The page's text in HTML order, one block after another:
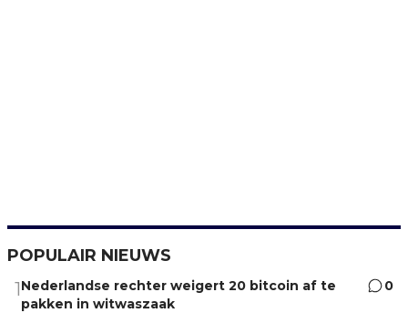
POPULAIR NIEUWS
1Nederlandse rechter weigert 20 bitcoin af te
pakken in witwaszaak
0